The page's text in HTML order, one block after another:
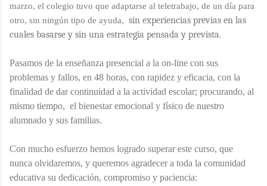
marzo, el colegio tuvo que adaptarse al teletrabajo, de un día para
otro, sin ningún tipo de ayuda, sin experiencias previas en las
cuales basarse y sin una estrategia pensada y prevista.
Pasamos de la enseñanza presencial a la on-line con sus
problemas y fallos, en 48 horas, con rapidez y eficacia, con la
finalidad de dar continuidad a la actividad escolar; procurando, al
mismo tiempo, el bienestar emocional y físico de nuestro
alumnado y sus familias.
Con mucho esfuerzo hemos logrado superar este curso, que
nunca olvidaremos, y queremos agradecer a toda la comunidad
educativa su dedicación, compromiso y paciencia: